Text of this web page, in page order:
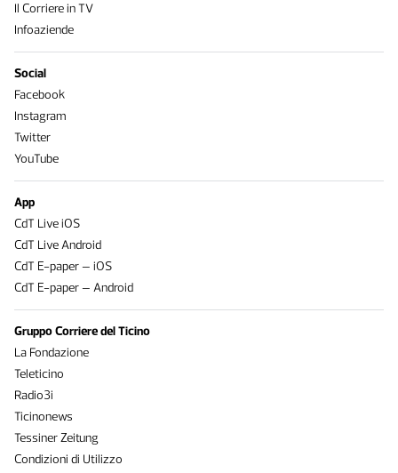
Il Corriere in TV
Infoaziende
Social
Facebook
Instagram
Twitter
YouTube
App
CdT Live iOS
CdT Live Android
CdT E-paper – iOS
CdT E-paper – Android
Gruppo Corriere del Ticino
La Fondazione
Teleticino
Radio3i
Ticinonews
Tessiner Zeitung
Condizioni di Utilizzo